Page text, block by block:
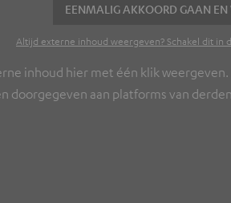
EENMALIG AKKOORD GAAN EN
Altijd externe inhoud weergeven? Schakel dit in
inhoud hier met één klik
aan platforms van